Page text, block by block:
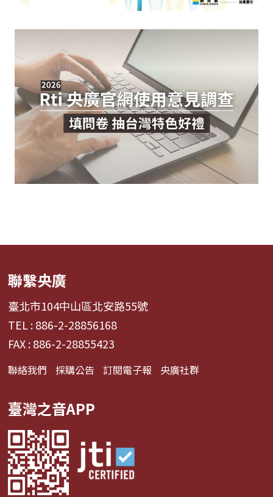
聯繫央廣
臺北市104中山區北安路55號
TEL : 886-2-28856168
FAX : 886-2-28855423
聯絡我們 採購公告 訂閱電子報 央廣社群
臺灣之音APP